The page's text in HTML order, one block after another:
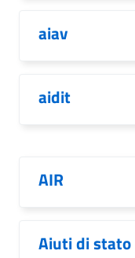
aiav
aidit
AIR
Aiuti di stato